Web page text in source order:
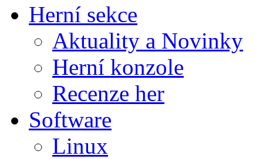
Herní sekce
Aktuality a Novinky
Herní konzole
Recenze her
Software
Linux